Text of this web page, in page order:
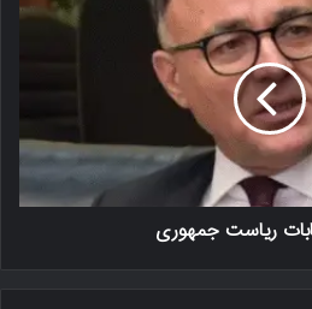
ریاست جمهوری